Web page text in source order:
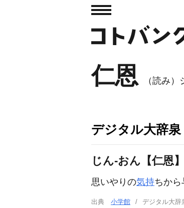
仁恩 （読み
デジタル大辞泉
じん‐おん【仁恩】
思いやりの気持ちから
出典 小学館 デジタル大